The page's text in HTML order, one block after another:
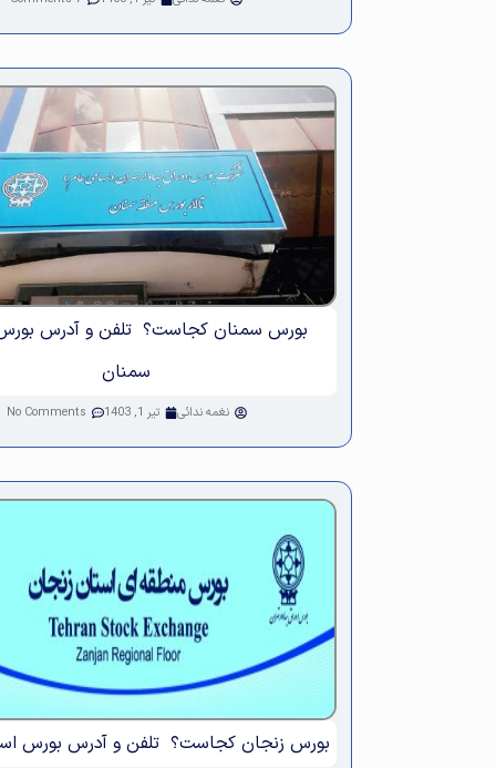
بورس سمنان کجاست؟ تلفن و آدرس
سمنان
نغمه ندائی تیر 1, 1403 No Comments
بورس زنجان کجاست؟ تلفن و آدرس بورس